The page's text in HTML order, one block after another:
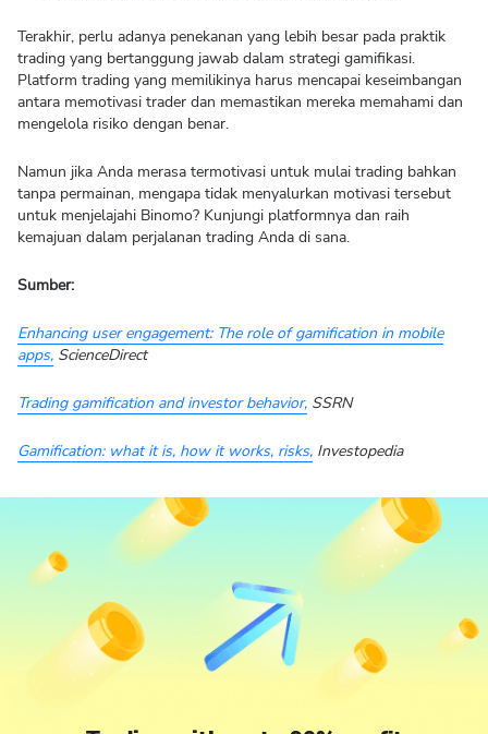
Terakhir, perlu adanya penekanan yang lebih besar pada praktik
trading yang bertanggung jawab dalam strategi gamifikasi.
Platform trading yang memilikinya harus mencapai keseimbangan
antara memotivasi trader dan memastikan mereka memahami dan
mengelola risiko dengan benar.
Namun jika Anda merasa termotivasi untuk mulai trading bahkan
tanpa permainan, mengapa tidak menyalurkan motivasi tersebut
untuk menjelajahi Binomo? Kunjungi platformnya dan raih
kemajuan dalam perjalanan trading Anda di sana.
Sumber:
Enhancing user engagement: The role of gamification in mobile
apps, ScienceDirect
Trading gamification and investor behavior, SSRN
Gamification: what it is, how it works, risks, Investopedia